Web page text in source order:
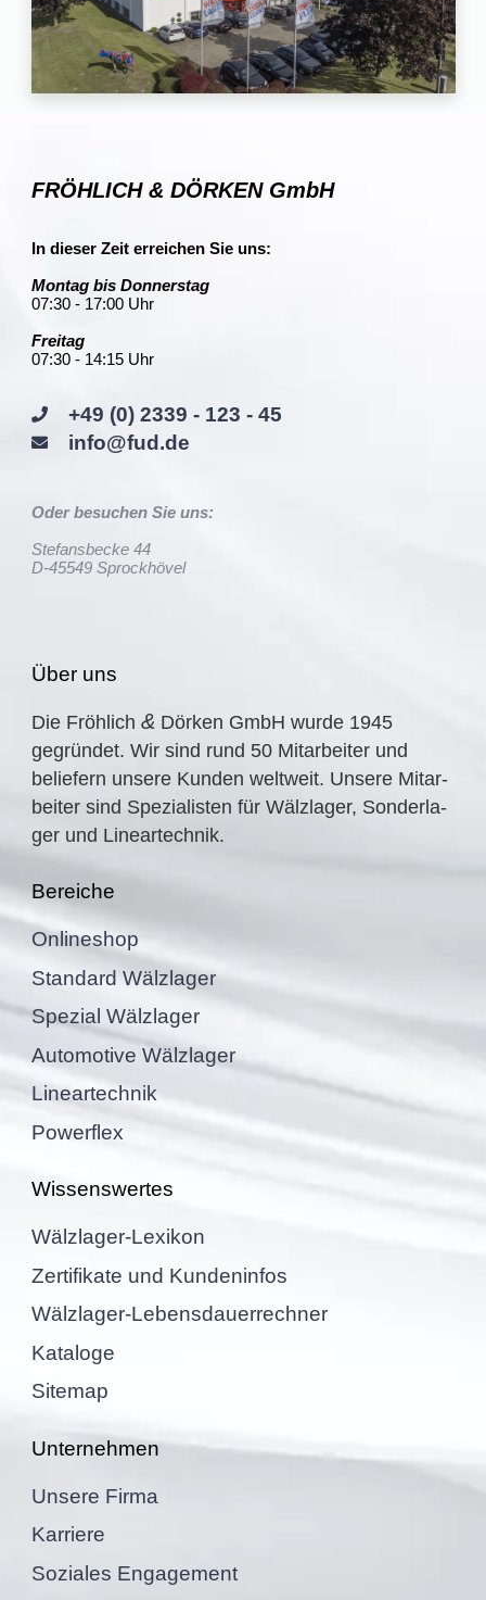
FRÖHLICH & DÖRKEN GmbH
In dieser Zeit erreichen Sie uns:
Montag bis Donnerstag
07:30 - 17:00 Uhr
Freitag
07:30 - 14:15 Uhr
+49 (0) 2339 - 123 - 45
info@fud.de
Oder besuchen Sie uns:
Stefansbecke 44
D-45549 Sprockhövel
Über uns
Die Fröhlich &Dörken GmbH wurde 1945
gegrün­det. Wir sind rund 50Mitar­bei­ter und
belie­fern unsere Kunden weltweit. Unsere Mitar­
bei­ter sind Spezia­lis­ten für Wälzla­ger, Sonder­la­
ger und Lineartechnik.
Berei­che
Online­shop
Standard Wälzla­ger
Spezial Wälzla­ger
Automo­tive Wälzlager
Linear­tech­nik
Power­flex
Wissens­wer­tes
Wälzla­ger-Lexikon
Zerti­fi­kate und Kundeninfos
Wälzla­ger-Lebens­dau­er­rech­ner
Kataloge
Sitemap
Unter­neh­men
Unsere Firma
Karriere
Sozia­les Engagement